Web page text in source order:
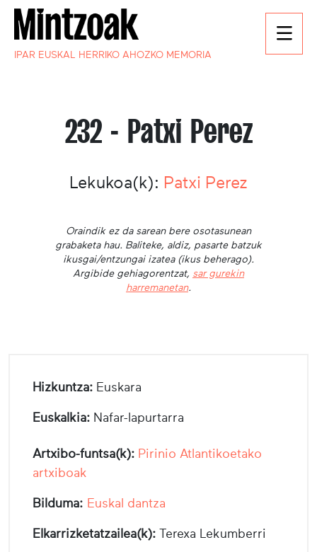
IPAR EUSKAL HERRIKO AHOZKO MEMORIA
232 - Patxi Perez
Lekukoa(k): Patxi Perez
Oraindik ez da sarean bere osotasunean
grabaketa hau. Baliteke, aldiz, pasarte batzuk
ikusgai/entzungai izatea (ikus beherago).
Argibide gehiagorentzat, sar gurekin
harremanetan.
Hizkuntza: Euskara
Euskalkia: Nafar-lapurtarra
Artxibo-funtsa(k): Pirinio Atlantikoetako
artxiboak
Bilduma: Euskal dantza
Elkarrizketatzailea(k): Terexa Lekumberri